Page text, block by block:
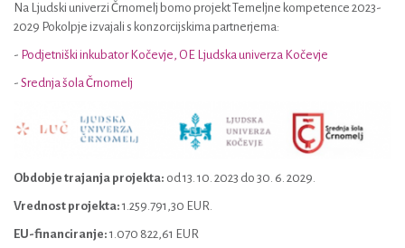
Na Ljudski univerzi Črnomelj bomo projekt Temeljne kompetence 2023-
2029 Pokolpje izvajali s konzorcijskima partnerjema:
- Podjetniški inkubator Kočevje, OE Ljudska univerza Kočevje
- Srednja šola Črnomelj
Obdobje trajanja projekta: od 13. 10. 2023 do 30. 6. 2029.
Vrednost projekta: 1.259.791,30 EUR.
EU-financiranje: 1.070 822,61 EUR